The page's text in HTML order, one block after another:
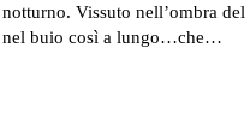
Vissuto nell’ombra del
nel buio così a lungo…che…